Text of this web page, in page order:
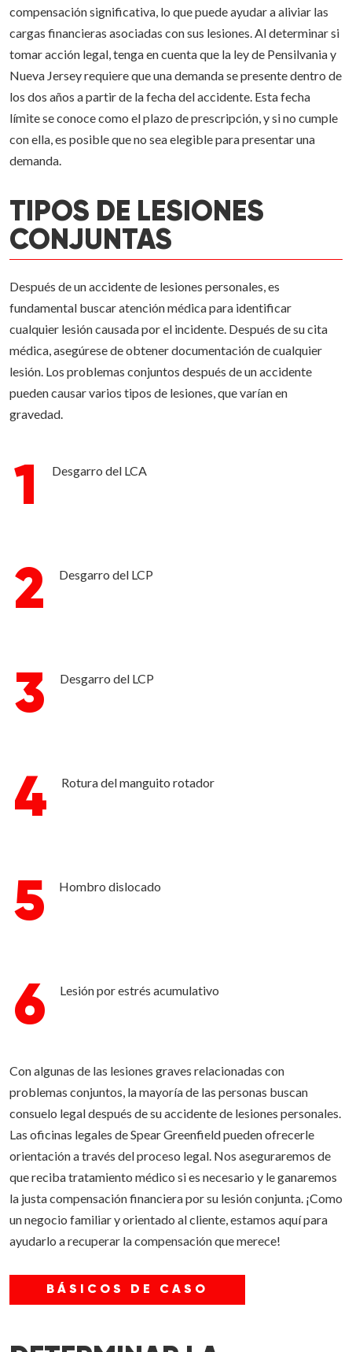
compensación significativa, lo que puede ayudar a aliviar las
cargas financieras asociadas con sus lesiones. Al determinar si
tomar acción legal, tenga en cuenta que la ley de Pensilvania y
Nueva Jersey requiere que una demanda se presente dentro de
los dos años a partir de la fecha del accidente. Esta fecha
límite se conoce como el plazo de prescripción, y si no cumple
con ella, es posible que no sea elegible para presentar una
demanda.
TIPOS DE LESIONES
CONJUNTAS
Después de un accidente de lesiones personales, es
fundamental buscar atención médica para identificar
cualquier lesión causada por el incidente. Después de su cita
médica, asegúrese de obtener documentación de cualquier
lesión. Los problemas conjuntos después de un accidente
pueden causar varios tipos de lesiones, que varían en
gravedad.
1 Desgarro del LCA
2 Desgarro del LCP
3 Desgarro del LCP
4 Rotura del manguito rotador
5 Hombro dislocado
6 Lesión por estrés acumulativo
Con algunas de las lesiones graves relacionadas con
problemas conjuntos, la mayoría de las personas buscan
consuelo legal después de su accidente de lesiones personales.
Las oficinas legales de Spear Greenfield pueden ofrecerle
orientación a través del proceso legal. Nos aseguraremos de
que reciba tratamiento médico si es necesario y le ganaremos
la justa compensación financiera por su lesión conjunta. ¡Como
un negocio familiar y orientado al cliente, estamos aquí para
ayudarlo a recuperar la compensación que merece!
BÁSICOS DE CASO